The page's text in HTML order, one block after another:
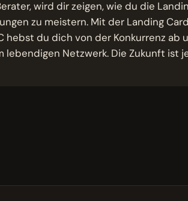
wird dir zeigen, wie du die
zu meistern. Mit der Landing
hebst du dich von der Konkurrenz ab
Netzwerk. Die Zukunft ist